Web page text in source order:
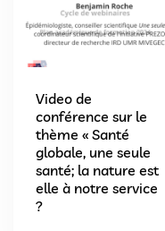
Video de
conférence sur le
thème « Santé
globale, une seule
santé; la nature est
elle à notre service
?